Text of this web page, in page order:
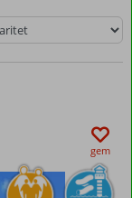
gem